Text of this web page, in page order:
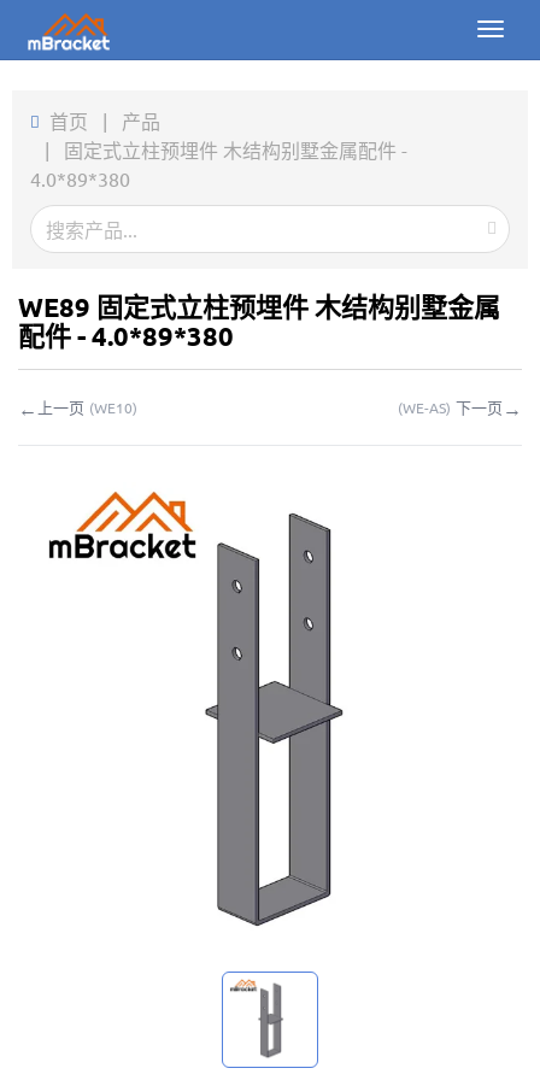
Toggle
产品
新闻
关于我们
下载
在线询价
我的询价
首页 | 产品
| 固定式立柱预埋件 木结构别墅金属配件 -
4.0*89*380
WE89 固定式立柱预埋件 木结构别墅金属
配件 - 4.0*89*380
← 上一页 (WE10) (WE-AS) 下一页 →